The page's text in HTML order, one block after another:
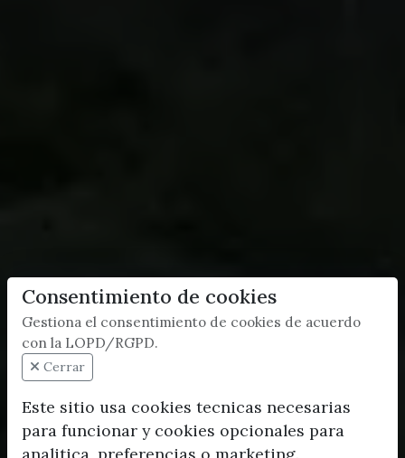
Consentimiento de cookies
Gestiona el consentimiento de cookies de acuerdo
con la LOPD/RGPD.
Cerrar
Este sitio usa cookies tecnicas necesarias
para funcionar y cookies opcionales para